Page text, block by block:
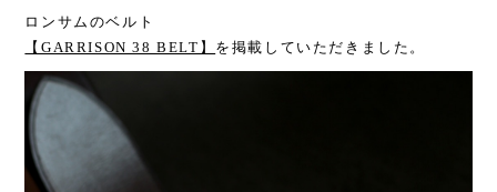
ロンサムのベルト
【GARRISON 38 BELT】 を掲載していただきました。